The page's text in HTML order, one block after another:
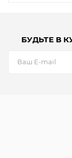
БУДЬТЕ В